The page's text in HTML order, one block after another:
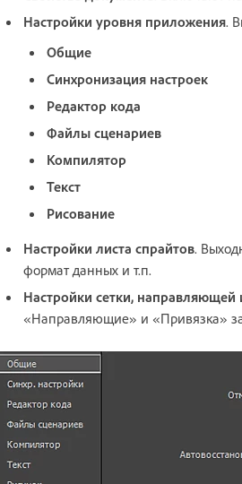
Настройки уровня приложения.
Общие
Синхронизация настроек
Редактор кода
Файлы сценариев
Компилятор
Текст
Рисование
Настройки листа спрайтов.
формат данных и т.п.
Настройки сетки, направляющей
«Направляющие» и «Привязка»